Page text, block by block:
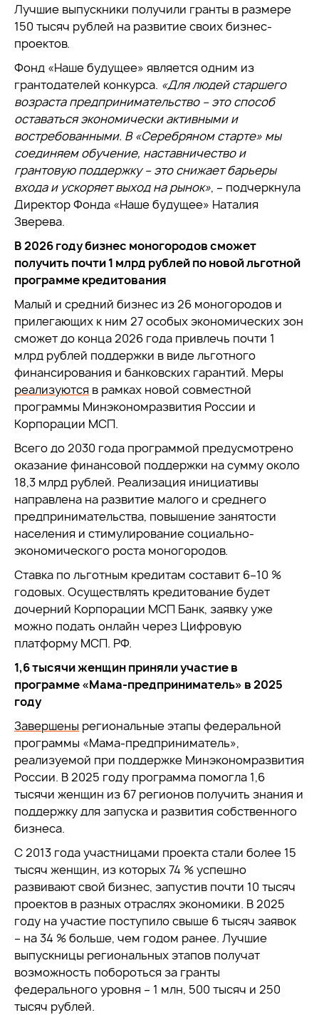
Лучшие выпускники получили гранты в размере
150 тысяч рублей на развитие своих бизнес-
проектов.
Фонд «Наше будущее» является одним из
грантодателей конкурса. «Для людей старшего
возраста предпринимательство – это способ
оставаться экономически активными и
востребованными. В «Серебряном старте» мы
соединяем обучение, наставничество и
грантовую поддержку – это снижает барьеры
входа и ускоряет выход на рынок», – подчеркнула
Директор Фонда «Наше будущее» Наталия
Зверева.
В 2026 году бизнес моногородов сможет
получить почти 1 млрд рублей по новой льготной
программе кредитования
Малый и средний бизнес из 26 моногородов и
прилегающих к ним 27 особых экономических зон
сможет до конца 2026 года привлечь почти 1
млрд рублей поддержки в виде льготного
финансирования и банковских гарантий. Меры
реализуются в рамках новой совместной
программы Минэкономразвития России и
Корпорации МСП.
Всего до 2030 года программой предусмотрено
оказание финансовой поддержки на сумму около
18,3 млрд рублей. Реализация инициативы
направлена на развитие малого и среднего
предпринимательства, повышение занятости
населения и стимулирование социально-
экономического роста моногородов.
Ставка по льготным кредитам составит 6–10 %
годовых. Осуществлять кредитование будет
дочерний Корпорации МСП Банк, заявку уже
можно подать онлайн через Цифровую
платформу МСП. РФ.
1,6 тысячи женщин приняли участие в
программе «Мама-предприниматель» в 2025
году
Завершены региональные этапы федеральной
программы «Мама-предприниматель»,
реализуемой при поддержке Минэкономразвития
России. В 2025 году программа помогла 1,6
тысячи женщин из 67 регионов получить знания и
поддержку для запуска и развития собственного
бизнеса.
С 2013 года участницами проекта стали более 15
тысяч женщин, из которых 74 % успешно
развивают свой бизнес, запустив почти 10 тысяч
проектов в разных отраслях экономики. В 2025
году на участие поступило свыше 6 тысяч заявок
– на 34 % больше, чем годом ранее. Лучшие
выпускницы региональных этапов получат
возможность побороться за гранты
федерального уровня – 1 млн, 500 тысяч и 250
тысяч рублей.